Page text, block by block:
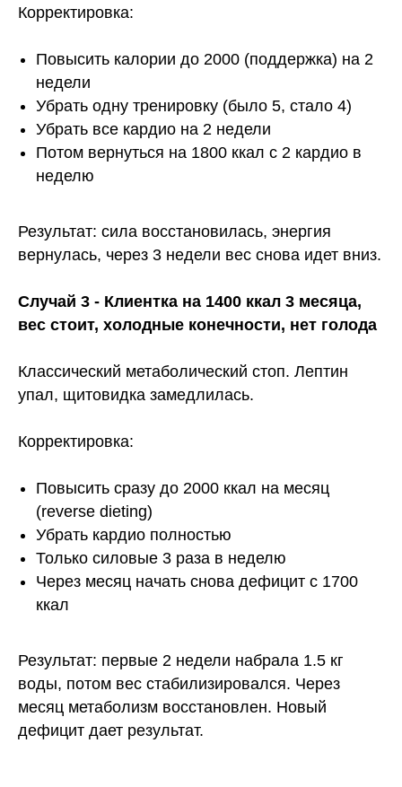
Корректировка:
Повысить калории до 2000 (поддержка) на 2
недели
Убрать одну тренировку (было 5, стало 4)
Убрать все кардио на 2 недели
Потом вернуться на 1800 ккал с 2 кардио в
неделю
Результат: сила восстановилась, энергия
вернулась, через 3 недели вес снова идет вниз.
Случай 3 - Клиентка на 1400 ккал 3 месяца,
вес стоит, холодные конечности, нет голода
Классический метаболический стоп. Лептин
упал, щитовидка замедлилась.
Корректировка:
Повысить сразу до 2000 ккал на месяц
(reverse dieting)
Убрать кардио полностью
Только силовые 3 раза в неделю
Через месяц начать снова дефицит с 1700
ккал
Результат: первые 2 недели набрала 1.5 кг
воды, потом вес стабилизировался. Через
месяц метаболизм восстановлен. Новый
дефицит дает результат.
ИП Фостенко Глеб Константинович ИНН: 503 618 945 276
ОГРНИП: 321 508 100 652 799
Согласие на обработку персональных данных
Публичная оферта
Лицензия на образовательную деятельность
* Instagram и Facebook признаны экстремистскими
+7(993)603-93-38
mfg@mafiaprodazh.ru